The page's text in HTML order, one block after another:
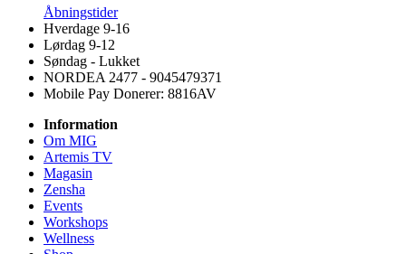
Åbningstider
Hverdage 9-16
Lørdag 9-12
Søndag - Lukket
NORDEA 2477 - 9045479371
Mobile Pay Donerer: 8816AV
Information
Om MIG
Artemis TV
Magasin
Zensha
Events
Workshops
Wellness